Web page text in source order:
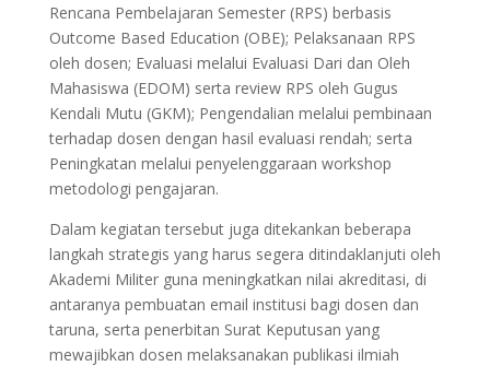
Rencana Pembelajaran Semester (RPS) berbasis
Outcome Based Education (OBE); Pelaksanaan RPS
oleh dosen; Evaluasi melalui Evaluasi Dari dan Oleh
Mahasiswa (EDOM) serta review RPS oleh Gugus
Kendali Mutu (GKM); Pengendalian melalui pembinaan
terhadap dosen dengan hasil evaluasi rendah; serta
Peningkatan melalui penyelenggaraan workshop
metodologi pengajaran.
Dalam kegiatan tersebut juga ditekankan beberapa
langkah strategis yang harus segera ditindaklanjuti oleh
Akademi Militer guna meningkatkan nilai akreditasi, di
antaranya pembuatan email institusi bagi dosen dan
taruna, serta penerbitan Surat Keputusan yang
mewajibkan dosen melaksanakan publikasi ilmiah